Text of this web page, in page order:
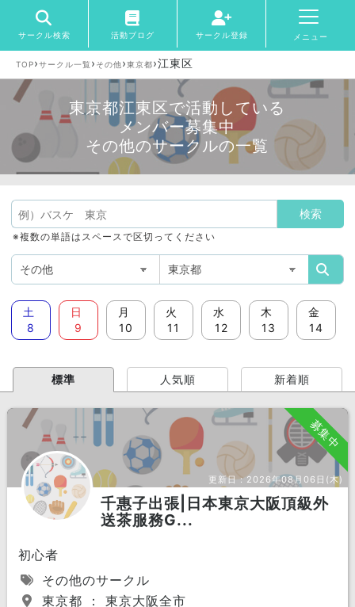
サークル検索 活動ブログ サークル登録 メニュー
TOP›サークル一覧 › その他›東京都›江東区
東京都江東区で活動している
メンバー募集中
その他のサークルの一覧
※複数の単語はスペースで区切ってください
土
8
日
9
月
10
火
11
水
12
木
13
金
14
標準 人気順 新着順
募集中
更新日：2026年08月06日(木)
千惠子出張|日本東京大阪頂級外
送茶服務G...
初心者
その他のサークル
東京都 ： 東京大阪全市